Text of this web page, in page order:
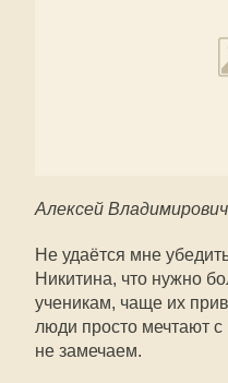
Алексей
Не удаётся мне
Никитина, что нужно
ученикам, чаще их
люди просто мечтают
не замечаем.